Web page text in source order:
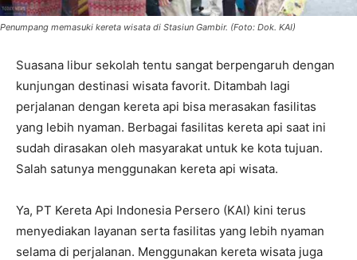
Penumpang memasuki kereta wisata di Stasiun Gambir. (Foto: Dok. KAI)
Suasana libur sekolah tentu sangat berpengaruh dengan
kunjungan destinasi wisata favorit. Ditambah lagi
perjalanan dengan kereta api bisa merasakan fasilitas
yang lebih nyaman. Berbagai fasilitas kereta api saat ini
sudah dirasakan oleh masyarakat untuk ke kota tujuan.
Salah satunya menggunakan kereta api wisata.
Ya, PT Kereta Api Indonesia Persero (KAI) kini terus
menyediakan layanan serta fasilitas yang lebih nyaman
selama di perjalanan. Menggunakan kereta wisata juga